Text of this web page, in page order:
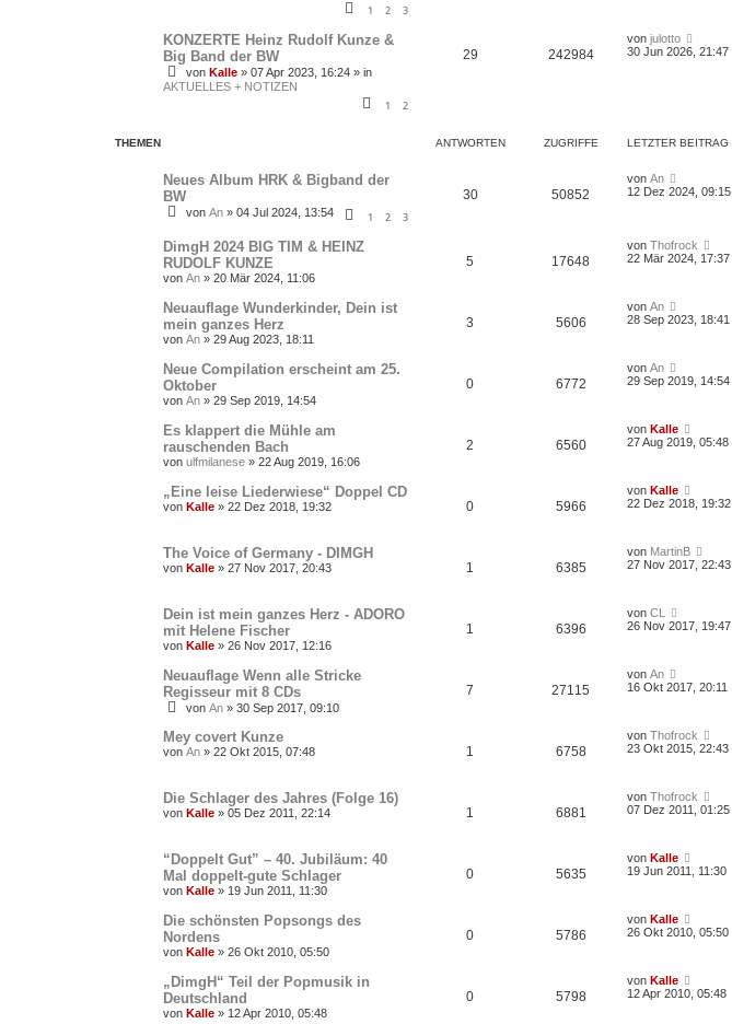
1 2 3
KONZERTE Heinz Rudolf Kunze &
Big Band der BW
von Kalle » 07 Apr 2023, 16:24 » in
AKTUELLES + NOTIZEN
1 2
29 242984
vonjulotto
30 Jun 2026, 21:47
THEMEN ANTWORTEN ZUGRIFFE LETZTER BEITRAG
Neues Album HRK & Bigband der
BW
von An » 04 Jul 2024, 13:54 1 2 3
30 50852
vonAn
12 Dez 2024, 09:15
DimgH 2024 BIG TIM & HEINZ
RUDOLF KUNZE
von An » 20 Mär 2024, 11:06
5 17648
vonThofrock
22 Mär 2024, 17:37
Neuauflage Wunderkinder, Dein ist
mein ganzes Herz
von An » 29 Aug 2023, 18:11
3 5606
vonAn
28 Sep 2023, 18:41
Neue Compilation erscheint am 25.
Oktober
von An » 29 Sep 2019, 14:54
0 6772
vonAn
29 Sep 2019, 14:54
Es klappert die Mühle am
rauschenden Bach
von ulfmilanese » 22 Aug 2019, 16:06
2 6560
vonKalle
27 Aug 2019, 05:48
„Eine leise Liederwiese“ Doppel CD
von Kalle » 22 Dez 2018, 19:32 0 5966
vonKalle
22 Dez 2018, 19:32
The Voice of Germany - DIMGH
von Kalle » 27 Nov 2017, 20:43 1 6385
von MartinB
27 Nov 2017, 22:43
Dein ist mein ganzes Herz - ADORO
mit Helene Fischer
von Kalle » 26 Nov 2017, 12:16
1 6396
vonCL
26 Nov 2017, 19:47
Neuauflage Wenn alle Stricke
Regisseur mit 8 CDs
von An » 30 Sep 2017, 09:10
7 27115
vonAn
16 Okt 2017, 20:11
Mey covert Kunze
von An » 22 Okt 2015, 07:48 1 6758
vonThofrock
23 Okt 2015, 22:43
Die Schlager des Jahres (Folge 16)
von Kalle » 05 Dez 2011, 22:14 1 6881
vonThofrock
07 Dez 2011, 01:25
“Doppelt Gut” – 40. Jubiläum: 40
Mal doppelt-gute Schlager
von Kalle » 19 Jun 2011, 11:30
0 5635
vonKalle
19 Jun 2011, 11:30
Die schönsten Popsongs des
Nordens
von Kalle » 26 Okt 2010, 05:50
0 5786
vonKalle
26 Okt 2010, 05:50
„DimgH“ Teil der Popmusik in
Deutschland
von Kalle » 12 Apr 2010, 05:48
0 5798
vonKalle
12 Apr 2010, 05:48